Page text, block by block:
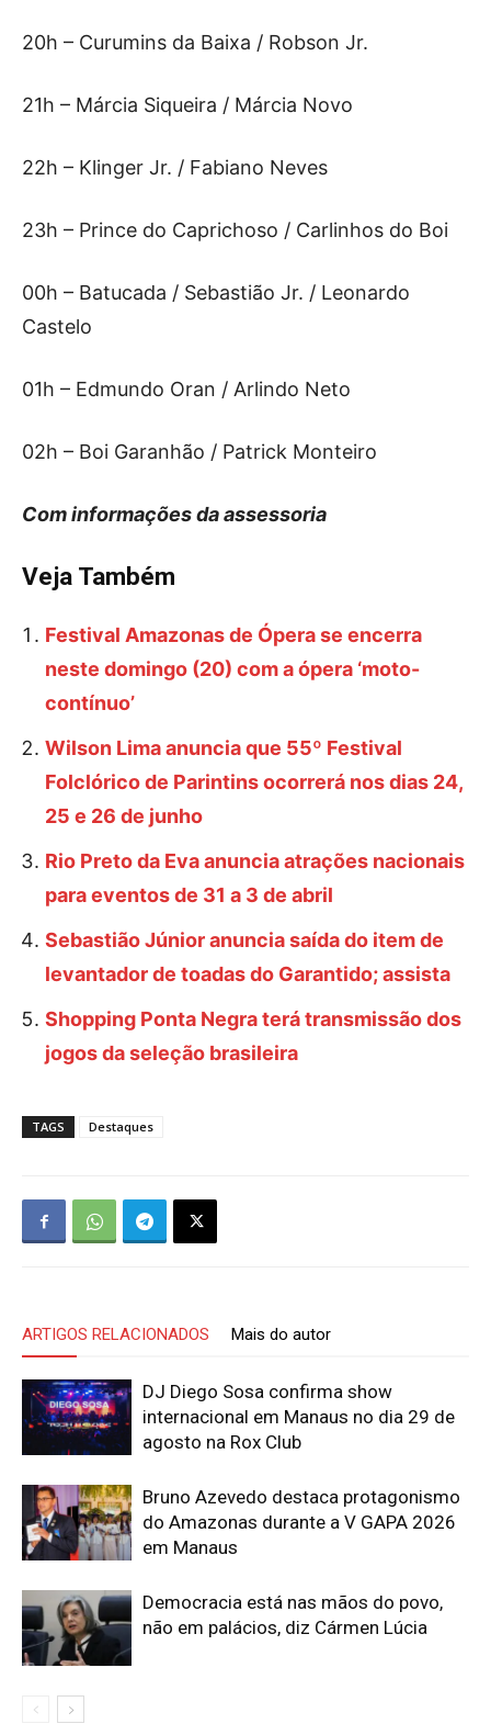
20h – Curumins da Baixa / Robson Jr.
21h – Márcia Siqueira / Márcia Novo
22h – Klinger Jr. / Fabiano Neves
23h – Prince do Caprichoso / Carlinhos do Boi
00h – Batucada / Sebastião Jr. / Leonardo
Castelo
01h – Edmundo Oran / Arlindo Neto
02h – Boi Garanhão / Patrick Monteiro
Com informações da assessoria
Veja Também
Festival Amazonas de Ópera se encerra
neste domingo (20) com a ópera ‘moto-
contínuo’
Wilson Lima anuncia que 55º Festival
Folclórico de Parintins ocorrerá nos dias 24,
25 e 26 de junho
Rio Preto da Eva anuncia atrações nacionais
para eventos de 31 a 3 de abril
Sebastião Júnior anuncia saída do item de
levantador de toadas do Garantido; assista
Shopping Ponta Negra terá transmissão dos
jogos da seleção brasileira
TAGS Destaques
ARTIGOS RELACIONADOS Mais do autor
DJ Diego Sosa confirma show
internacional em Manaus no dia 29 de
agosto na Rox Club
Bruno Azevedo destaca protagonismo
do Amazonas durante a V GAPA 2026
em Manaus
Democracia está nas mãos do povo,
não em palácios, diz Cármen Lúcia